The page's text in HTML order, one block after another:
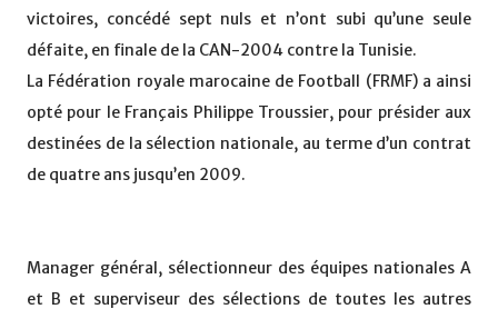
victoires, concédé sept nuls et n’ont subi qu’une seule
défaite, en finale de la CAN-2004 contre la Tunisie.
La Fédération royale marocaine de Football (FRMF) a ainsi
opté pour le Français Philippe Troussier, pour présider aux
destinées de la sélection nationale, au terme d’un contrat
de quatre ans jusqu’en 2009.
Manager général, sélectionneur des équipes nationales A
et B et superviseur des sélections de toutes les autres